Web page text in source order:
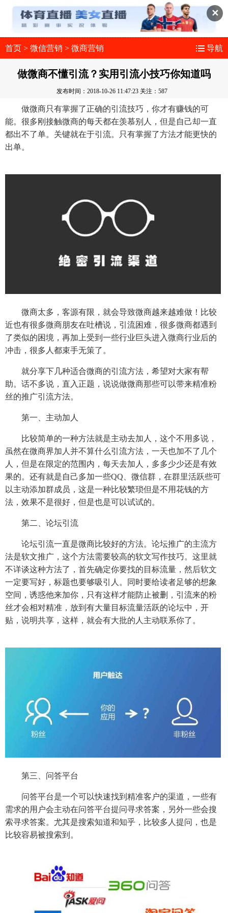
✕
首页 > 微信营销 > 微商营销 导航
做微商不懂引流？实用引流小技巧你知道吗
发布时间：2018-10-26 11:47:23 关注：587
做微商只有掌握了正确的引流技巧，你才有赚钱的可
能。很多刚接触微商的每天都在羡慕别人，但是自己却一直
都出不了单。关键就在于引流。只有掌握了方法才能更快的
出单。
微商太多，客源有限，就会导致微商越来越难做！比较
近也有很多微商朋友在吐槽说，引流困难，很多微商都遇到
了类似的困境，再加上受到一些行业巨头进入微商行业后的
冲击，很多人都束手无策了。
就分享下几种适合微商的引流方法，希望对大家有帮
助。话不多说，直入正题，说说做微商那些可以带来精准粉
丝的推广引流方法。
第一、主动加人
比较简单的一种方法就是主动去加人，这个不用多说，
虽然在微商界加人并不算什么引流方法，一天也加不了几个
人，但是在限定的范围内，每天去加人，多多少少还是有效
果的。还有就是自己多加一些QQ、微信群，在群里活跃些可
以主动添加群成员，这是一种比较繁琐但是不用花钱的方
法，效果不是很好，但是也是可以试试的。
第二、论坛引流
论坛引流一直是微商比较好的方法。论坛推广的主流方
法是软文推广，这个方法需要较高的软文写作技巧。这里就
不详谈这种方法了，首先确定你要找的目标流量，然后软文
一定要写好，标题也要够吸引人。同时要给读者足够的想象
空间，诱惑他来加你，只有这样才能防止被删，引流来的粉
丝才会相对精准，放到有大量目标流量活跃的论坛中，开
贴，说明共享，这样，就会有大批的人主动联系你了。
第三、问答平台
问答平台是一个可以快速找到精准客户的渠道，一些有
需求的用户会主动在问答平台提问寻求答案，另外一些会搜
索寻求答案。尤其是搜索知道和知乎，比较多人提问，也是
比较容易被搜索到。